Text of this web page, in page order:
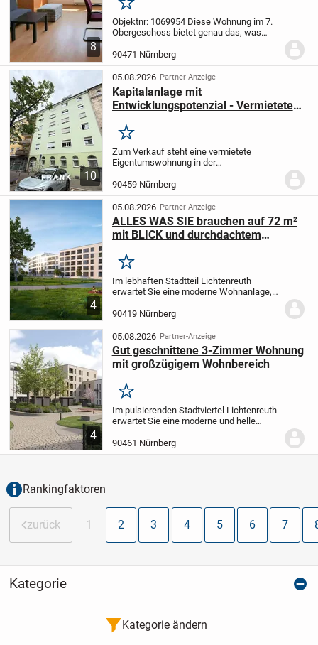
8
Merken
Objektnr: 1069954 Diese Wohnung im 7.
Obergeschoss bietet genau das, was
Abstand, Übersicht und eine klare,
strukturierte Wohnsituation. Der
vorhandene Aufzug...
90471 Nürnberg
10
05.08.2026 Partner-Anzeige
Kapitalanlage mit
Entwicklungspotenzial - Vermietete
Merken
Zum Verkauf steht eine vermietete
Eigentumswohnung in der
Wohnung befindet sich in einem
Mehrfamilienhaus aus dem Baujahr 1954
und eignet sich insbesondere für...
90459 Nürnberg
4
05.08.2026 Partner-Anzeige
ALLES WAS SIE brauchen auf 72 m²
mit BLICK und durchdachtem
Merken
Im lebhaften Stadtteil Lichtenreuth
erwartet Sie eine moderne Wohnanlage,
einem umfangreichen Projekt entstehen
102 Eigentumswohnungen, die sich
harmonisch in eine...
90419 Nürnberg
4
05.08.2026 Partner-Anzeige
Gut geschnittene 3-Zimmer Wohnung
mit großzügigem Wohnbereich
Merken
Im pulsierenden Stadtviertel Lichtenreuth
erwartet Sie eine moderne und helle
ein neues Level hebt. In einem
umfassenden Projekt entstehen 102
90461 Nürnberg
Rankingfaktoren
zurück 1 2 3 4 5 6 7
Kategorie
Kategorie ändern